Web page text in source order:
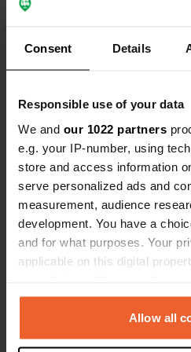
Consent Details
Responsible use of your data
We and our 1022 partners
e.g. your IP-number, using
store and access information
serve personalized ads and
measurement, audience
development. You have a
and for what purposes. Your
applicable on this digital
any time from the Cookie
the Privacy trigger icon.Allow all
Es-tu déjà
Contact
Via Europa 22